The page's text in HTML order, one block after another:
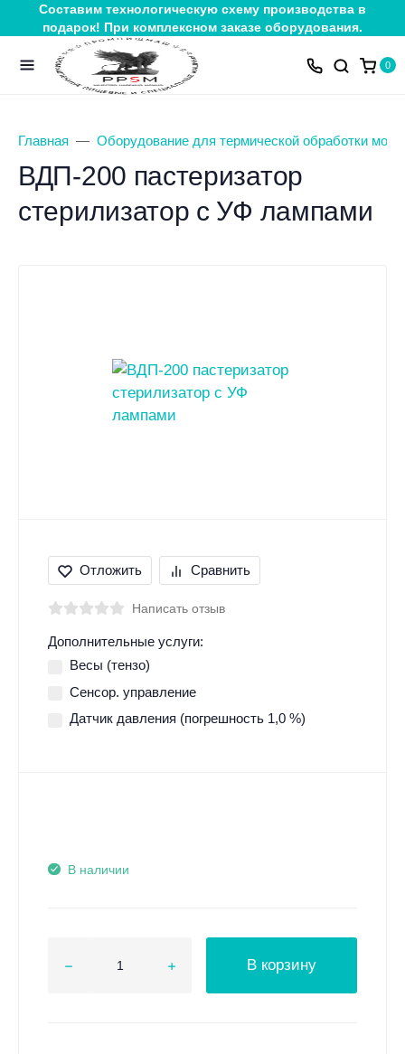
Составим технологическую схему производства в
подарок! При комплексном заказе оборудования.
0
Главная Оборудование для термической обработки
ВДП-200 пастеризатор
стерилизатор с УФ лампами
Отложить Сравнить
Написать отзыв
Дополнительные услуги:
Весы (тензо)
Сенсор. управление
Датчик давления (погрешность 1,0 %)
В наличии
В корзину